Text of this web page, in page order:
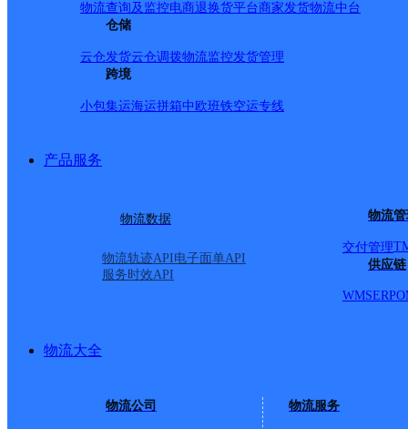
物流查询及监控电商退换货平台商家发货物流中台
仓储
云仓发货云仓调拨物流监控发货管理
跨境
小包集运海运拼箱中欧班铁空运专线
产品服务
物流数据
物流轨迹API电子面单API
服务时效API
物流
交付管理
供应链
WMSERP
物流大全
物流公司 物流服务